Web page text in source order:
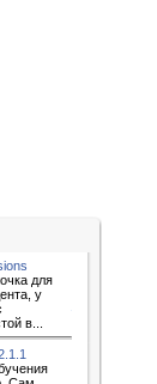
для
у
в...